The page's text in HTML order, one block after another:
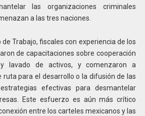
las organizaciones criminales
a las tres naciones.
fiscales con experiencia de los
de capacitaciones sobre cooperación
y lavado de activos, y comenzaron a
ruta para el desarrollo o la difusión de las
efectivas para desmantelar
Este esfuerzo es aún más crítico
entre los carteles mexicanos y las